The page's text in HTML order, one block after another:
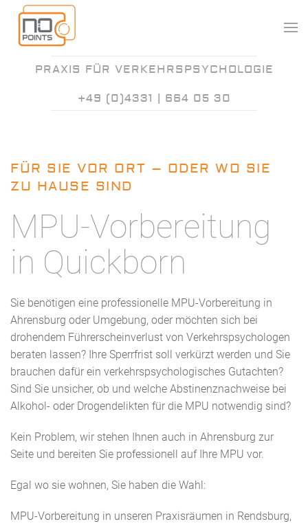
PRAXIS FÜR VERKEHRSPSYCHOLOGIE
+49 (0)4331 | 664 05 30
FÜR SIE VOR ORT – ODER WO SIE
ZU HAUSE SIND
MPU-Vorbereitung
in Quickborn
Sie benötigen eine professionelle MPU-Vorbereitung in
Ahrensburg oder Umgebung, oder möchten sich bei
drohendem Führerscheinverlust von Verkehrspsychologen
beraten lassen? Ihre Sperrfrist soll verkürzt werden und Sie
brauchen dafür ein verkehrspsychologisches Gutachten?
Sind Sie unsicher, ob und welche Abstinenznachweise bei
Alkohol- oder Drogendelikten für die MPU notwendig sind?
Kein Problem, wir stehen Ihnen auch in Ahrensburg zur
Seite und bereiten Sie professionell auf Ihre MPU vor.
Egal wo sie wohnen, Sie haben die Wahl:
MPU-Vorbereitung in unseren Praxisräumen in Rendsburg,